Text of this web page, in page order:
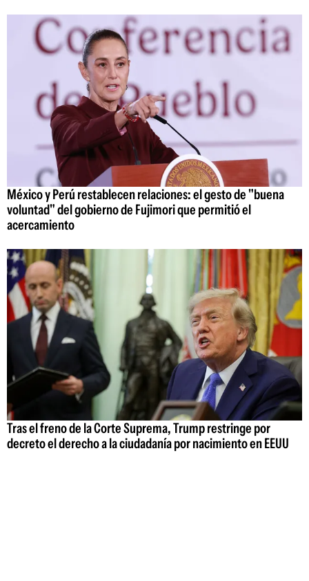
México y Perú restablecen relaciones: el gesto de "buena
voluntad" del gobierno de Fujimori que permitió el
acercamiento
Tras el freno de la Corte Suprema, Trump restringe por
decreto el derecho a la ciudadanía por nacimiento en EEUU